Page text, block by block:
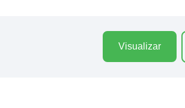
Visualizar